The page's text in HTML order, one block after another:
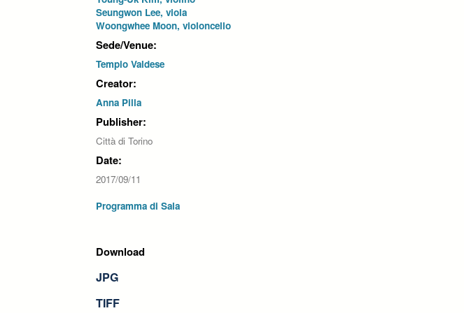
Seungwon Lee, viola
Woongwhee Moon, violoncello
Sede/Venue:
Tempio Valdese
Creator:
Anna Pilla
Publisher:
Città di Torino
Date:
2017/09/11
Programma di Sala
Download
JPG
TIFF